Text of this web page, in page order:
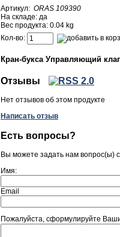
Артикул: ORAS 109390
На складе: да
Вес продукта: 0.04 kg
Кол-во:
Кран-букса Управляющий
Отзывы
Нет отзывов об этом продукте
Написать отзыв
Есть вопросы?
Вы можете задать нам
Имя:
Email
Пожалуйста, сформулируйте